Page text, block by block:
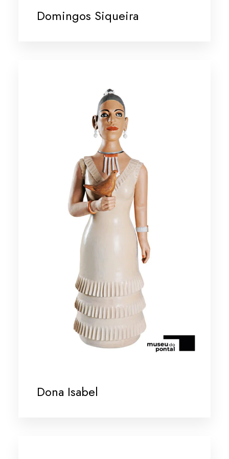
Domingos Siqueira
Dona Isabel